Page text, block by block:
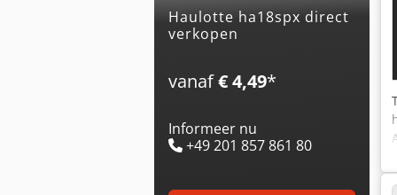
haulotte ha18spx direct
verkopen
vanaf€ 4,49*
Informeer nu
+49 201 857 861 80